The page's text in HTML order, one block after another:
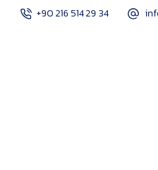
+90 216 514 29 34